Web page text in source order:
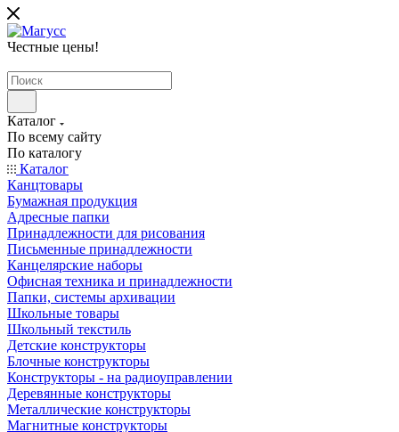
Честные цены!
Каталог
По всему сайту
По каталогу
Каталог
Канцтовары
Бумажная продукция
Адресные папки
Принадлежности для рисования
Письменные принадлежности
Канцелярские наборы
Офисная техника и принадлежности
Папки, системы архивации
Школьные товары
Школьный текстиль
Детские конструкторы
Блочные конструкторы
Конструкторы - на радиоуправлении
Деревянные конструкторы
Металлические конструкторы
Магнитные конструкторы